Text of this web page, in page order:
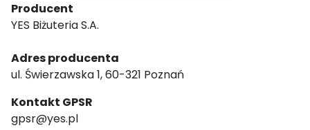
Producent
YES Biżuteria S.A.
Adres producenta
ul. Świerzawska 1, 60-321 Poznań
Kontakt GPSR
gpsr@yes.pl